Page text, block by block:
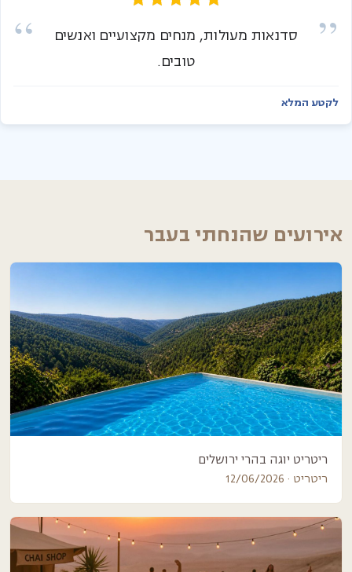
סדנאות מעולות, מנחים מקצועיים ואנשים
טובים.
לקטע המלא
אירועים שהנחתי בעבר
ריטריט יוגה בהרי ירושלים
ריטריט · 12/06/2026